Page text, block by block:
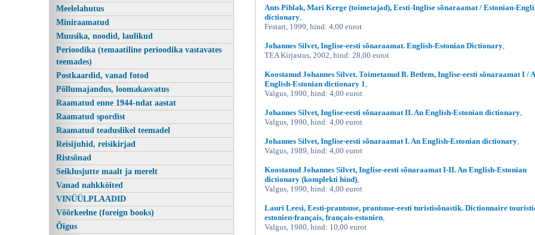
Eesti-inglise reisivestmik Estonian-english conversation
Meelelahutus
Miniraamatud
Muusika, noodid, laulikud
Perioodika (temaatiline perioodika vastavates
teemades)
Postkaardid, vanad fotod
Põllumajandus, loomakasvatus
Raamatud enne 1944-ndat aastat
Raamatud spordist
Raamatud teaduslikel teemadel
Reisijuhid, reisikirjad
Ristsõnad
Seiklusjutte maalt ja merelt
Vanad nahkköited
VINÜÜLPLAADID
Võõrkeelne (foreign books)
Õigus
Ants Pihlak, Mari Kerge (toimetajad), Eesti-Inglise sõnaraamat / Estonian-
dictionary
Festart, 1999, hind: 4,00 eurot
Johannes Silvet, Inglise-eesti sõnaraamat. English-Estonian Dictionary
TEA Kirjastus, 2002, hind: 28,00 eurot
Koostanud Johannes Silvet. Toimetanud B. Betlem, Inglise-eesti sõnaraamat I /
English-Estonian dictionary 1
Valgus, 1990, hind: 4,00 eurot
Johannes Silvet, Inglise-eesti sõnaraamat II. An English-Estonian dictionary
Valgus, 1990, hind: 4,00 eurot
Johannes Silvet, Inglise-eesti sõnaraamat I. An English-Estonian dictionary
Valgus, 1989, hind: 4,00 eurot
Koostanud Johannes Silvet, Inglise-eesti sõnaraamat I-II. An English-Estonian
dictionary (komplekti hind)
Valgus, 1990, hind: 4,00 eurot
Lauri Leesi, Eesti-prantsuse, prantsuse-eesti turistisõnastik. Dictionnaire
estonien-français, français-estonien
Valgus, 1980, hind: 10,00 eurot